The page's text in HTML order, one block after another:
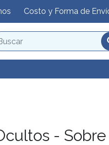
Costo y Forma de
- Sobre